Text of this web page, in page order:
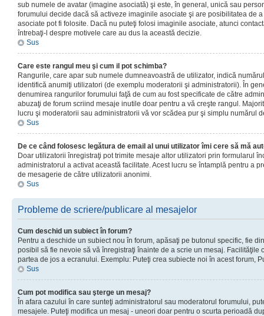
sub numele de avatar (imagine asociată) şi este, în general, unică sau
forumului decide dacă să activeze imaginile asociate şi are posibilitatea de
asociate pot fi folosite. Dacă nu puteţi folosi imaginile asociate, atunci
întrebaţi-l despre motivele care au dus la această decizie.
Sus
Care este rangul meu şi cum il pot schimba?
Rangurile, care apar sub numele dumneavoastră de utilizator, indică
identifică anumiţi utilizatori (de exemplu moderatorii şi administratorii). În
denumirea rangurilor forumului faţă de cum au fost specificate de către
abuzaţi de forum scriind mesaje inutile doar pentru a vă creşte rangul.
lucru şi moderatorii sau administratorii vă vor scădea pur şi simplu numărul
Sus
De ce când folosesc legătura de email al unui utilizator îmi cere să mă
Doar utilizatorii înregistraţi pot trimite mesaje altor utilizatori prin formularul
administratorul a activat această facilitate. Acest lucru se întamplă pentru a
de mesagerie de către utilizatorii anonimi.
Sus
Probleme de scriere/publicare al mesajelor
Cum deschid un subiect în forum?
Pentru a deschide un subiect nou în forum, apăsaţi pe butonul specific, fie
posibil să fie nevoie să vă înregistraţi înainte de a scrie un mesaj. Facilităţile
partea de jos a ecranului. Exemplu: Puteţi crea subiecte noi în acest forum,
Sus
Cum pot modifica sau şterge un mesaj?
În afara cazului în care sunteţi administratorul sau moderatorul forumului,
mesajele. Puteţi modifica un mesaj - uneori doar pentru o scurta perioadă